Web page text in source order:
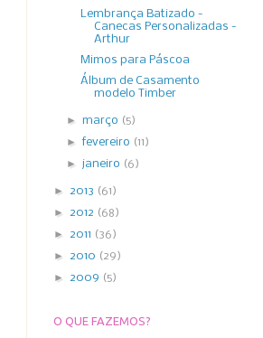
Lembrança Batizado -
Canecas Personalizadas -
Arthur
Mimos para Páscoa
Álbum de Casamento
modelo Timber
►março (5)
►fevereiro (11)
►janeiro (6)
► 2013 (61)
► 2012 (68)
► 2011 (36)
► 2010 (29)
► 2009 (5)
O QUE FAZEMOS?